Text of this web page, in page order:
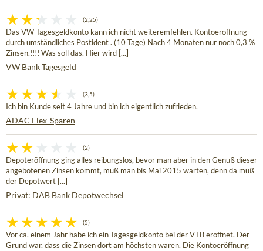
(2,25)
Das VW Tagesgeldkonto kann ich nicht weiteremfehlen. Kontoeröffnung
durch umständliches Postident . (10 Tage) Nach 4 Monaten nur noch 0,3 %
Zinsen.!!!! Was soll das. Hier wird [...]
VW Bank Tagesgeld
(3,5)
Ich bin Kunde seit 4 Jahre und bin ich eigentlich zufrieden.
ADAC Flex-Sparen
(2)
Depoteröffnung ging alles reibungslos, bevor man aber in den Genuß dieser
angebotenen Zinsen kommt, muß man bis Mai 2015 warten, denn da muß
der Depotwert [...]
Privat: DAB Bank Depotwechsel
(5)
Vor ca. einem Jahr habe ich ein Tagesgeldkonto bei der VTB eröffnet. Der
Grund war, dass die Zinsen dort am höchsten waren. Die Kontoeröffnung